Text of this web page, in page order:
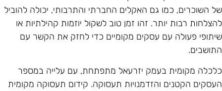
השוכרים, כמו גם האקלים החברתי והתרבותי, יכולה להוביל
רבות יותר. זהו זמן טוב לשקול יוזמות קהילתיות או
פעולה עם עסקים מקומיים כדי לחזק את הקשר עם
מקומית בעמק יזרעאל מתפתחת, עם עלייה במספר
הקטנים והזדמנויות תעסוקה. קידום תעסוקה מקומית